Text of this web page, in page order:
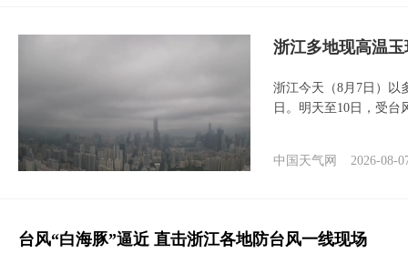
浙江多地现高温
浙江今天（8月7日）以
日。明天至10日，受台
中国天气网 2026-08-
台风“白海豚”逼近 直击浙江各地防台风一线现场